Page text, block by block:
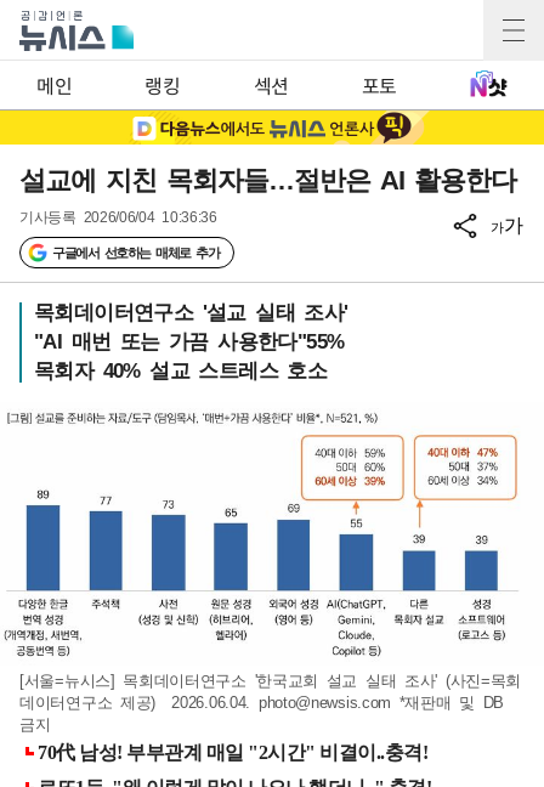
메인 랭킹 섹션 포토
설교에 지친 목회자들…절반은 AI 활용한다
기사등록 2026/06/04 10:36:36
구글에서 선호하는 매체로 추가
가가
목회데이터연구소 '설교 실태 조사'
"AI 매번 또는 가끔 사용한다"55%
목회자 40% 설교 스트레스 호소
[서울=뉴시스] 목회데이터연구소 '한국교회 설교 실태 조사' (사진=목회
데이터연구소 제공) 2026.06.04. photo@newsis.com *재판매 및 DB
금지